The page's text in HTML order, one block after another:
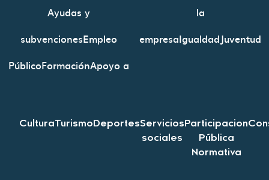
Ayudas y
subvencionesEmpleo
PúblicoFormaciónApoyo a
la
empresaIgualdadJuventud
CulturaTurismoDeportesServicios
sociales
Participacion
Pública
Normativa